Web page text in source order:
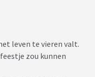
leven te vieren valt.
zou kunnen